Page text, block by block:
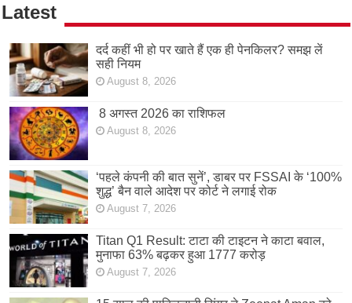
Latest
दर्द कहीं भी हो पर खाते हैं एक ही पेनकिलर? समझ लें
सही नियम
August 8, 2026
8 अगस्त 2026 का राशिफल
August 8, 2026
‘पहले कंपनी की बात सुनें’, डाबर पर FSSAI के ‘100%
शुद्ध’ बैन वाले आदेश पर कोर्ट ने लगाई रोक
August 7, 2026
Titan Q1 Result: टाटा की टाइटन ने काटा बवाल,
मुनाफा 63% बढ़कर हुआ 1777 करोड़
August 7, 2026